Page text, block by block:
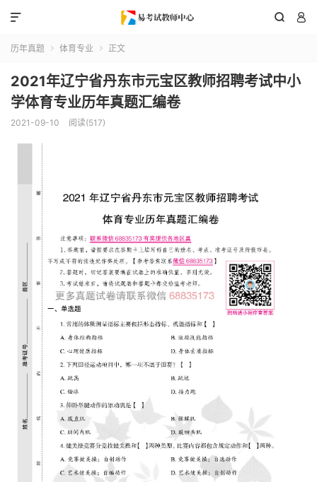
 

历年真题  体育专业  正文
2021年辽宁省丹东市元宝区教师招聘考试中小
学体育专业历年真题汇编卷
2021-09-10 阅读(517)